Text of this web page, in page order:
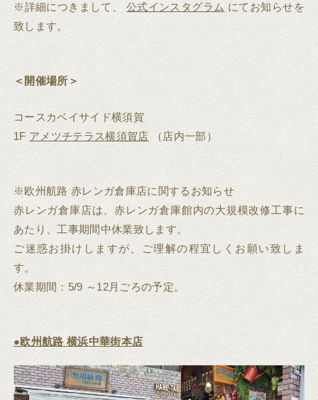
※詳細につきまして、 公式インスタグラム にてお知らせを
致します。
＜開催場所＞
コースカベイサイド横須賀
1F アメツチテラス横須賀店 （店内一部）
※欧州航路 赤レンガ倉庫店に関するお知らせ
赤レンガ倉庫店は、赤レンガ倉庫館内の大規模改修工事に
あたり、工事期間中休業致します。
ご迷惑お掛けしますが、ご理解の程宜しくお願い致しま
す。
休業期間：5/9 ～12月ごろの予定。
●欧州航路 横浜中華街本店